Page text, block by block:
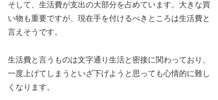
そして、生活費が支出の大部分を占めています。大きな買
い物も重要ですが、現在手を付けるべきところは生活費と
言えそうです。
生活費と言うものは文字通り生活と密接に関わっており、
一度上げてしまうといざ下げようと思っても心情的に難し
くなります。